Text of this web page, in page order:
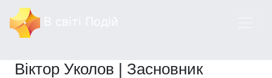
Віктор Уколов | Засновник